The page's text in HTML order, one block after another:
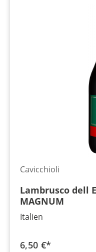
Cavicchioli
Lambrusco dell
MAGNUM
Italien
6,50 €*